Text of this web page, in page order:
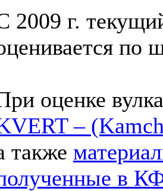
2009 г.
оценке
–
также
в